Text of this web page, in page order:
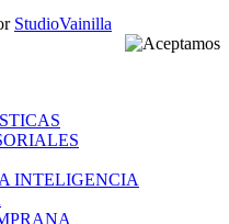
StudioVainilla
INTELIGENCIA